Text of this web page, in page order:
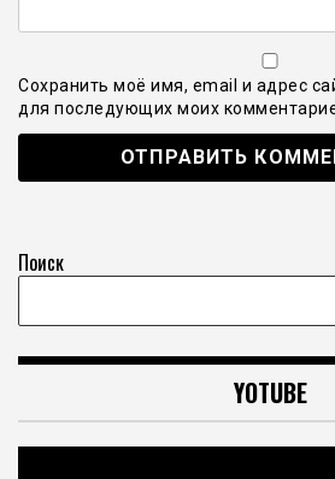
Сохранить моё имя, email и адрес
для последующих моих
Поиск
YOTUBE